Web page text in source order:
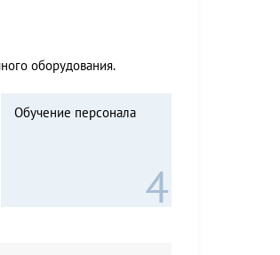
оборудования.
Обучение персонала